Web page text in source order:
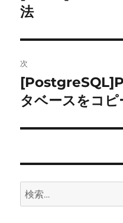
ナ
ビ
ゲ
ー
シ
ン
の
稿:
法
次
次
の
稿:
タベースをコ
検
索: